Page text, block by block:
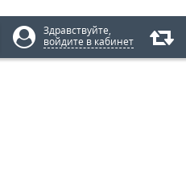
Здравствуйте,
войдите в кабинет